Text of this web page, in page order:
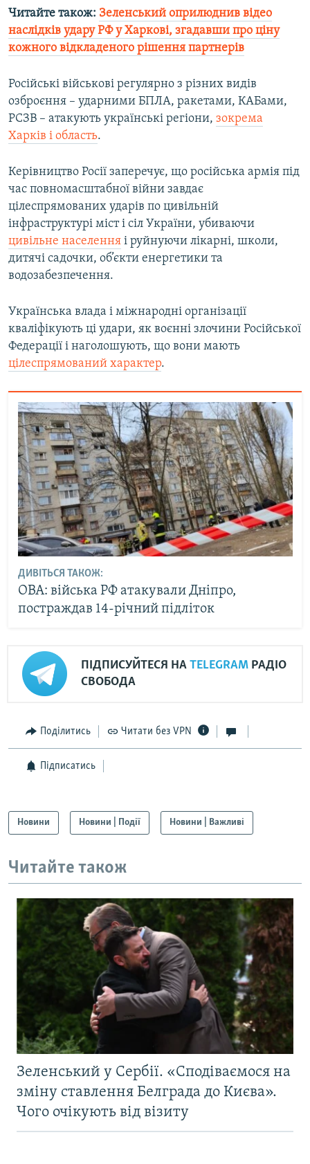
Читайте також: Зеленський оприлюднив відео
наслідків удару РФ у Харкові, згадавши про ціну
кожного відкладеного рішення партнерів
Російські військові регулярно з різних видів
озброєння – ударними БПЛА, ракетами, КАБами,
РСЗВ – атакують українські регіони, зокрема
Харків і область.
Керівництво Росії заперечує, що російська армія під
час повномасштабної війни завдає
цілеспрямованих ударів по цивільній
інфраструктурі міст і сіл України, убиваючи
цивільне населення і руйнуючи лікарні, школи,
дитячі садочки, об’єкти енергетики та
водозабезпечення.
Українська влада і міжнародні організації
кваліфікують ці удари, як воєнні злочини Російської
Федерації і наголошують, що вони мають
цілеспрямований характер.
ДИВІТЬСЯ ТАКОЖ:
ОВА: війська РФ атакували Дніпро,
постраждав 14-річний підліток
ПІДПИСУЙТЕСЯ НА TELEGRAM РАДІО
СВОБОДА
Поділитись Читати без VPN
Підписатись
Новини Новини | Події Новини | Важливі
Читайте також
Зеленський у Сербії. «Сподіваємося на
зміну ставлення Белграда до Києва».
Чого очікують від візиту